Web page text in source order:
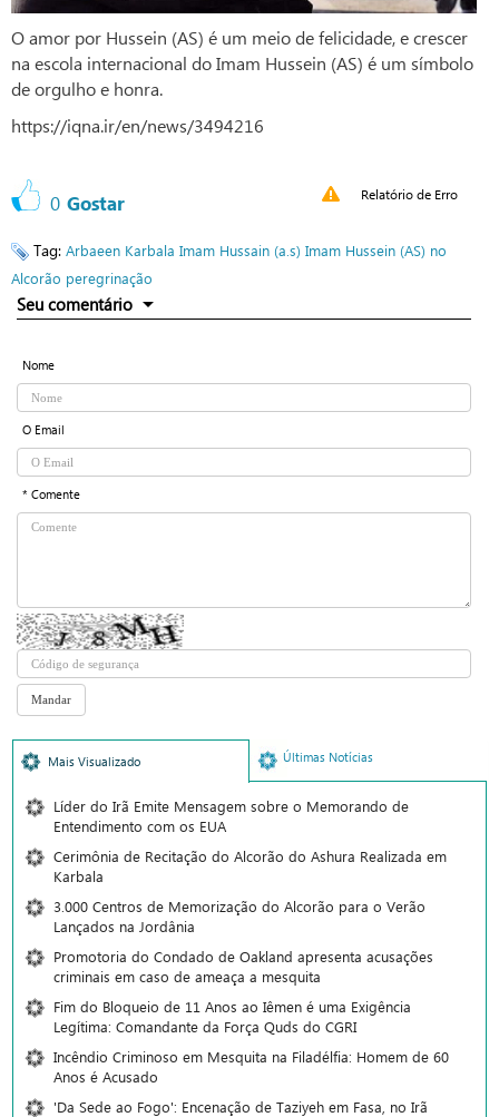
O amor por Hussein (AS) é um meio de felicidade, e crescer
na escola internacional do Imam Hussein (AS) é um símbolo
de orgulho e honra.
https://iqna.ir/en/news/3494216
0 Gostar Relatório de Erro
Tag: Arbaeen Karbala Imam Hussain (a.s) Imam Hussein (AS) no
Alcorão peregrinação
Seu comentário
Nome
O Email
* Comente
Mais Visualizado Últimas Notícias
Líder do Irã Emite Mensagem sobre o Memorando de
Entendimento com os EUA
Cerimônia de Recitação do Alcorão do Ashura Realizada em
Karbala
3.000 Centros de Memorização do Alcorão para o Verão
Lançados na Jordânia
Promotoria do Condado de Oakland apresenta acusações
criminais em caso de ameaça a mesquita
Fim do Bloqueio de 11 Anos ao Iêmen é uma Exigência
Legítima: Comandante da Força Quds do CGRI
Incêndio Criminoso em Mesquita na Filadélfia: Homem de 60
Anos é Acusado
'Da Sede ao Fogo': Encenação de Taziyeh em Fasa, no Irã